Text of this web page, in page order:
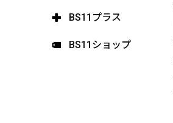
BS11プラス
BS11ショップ